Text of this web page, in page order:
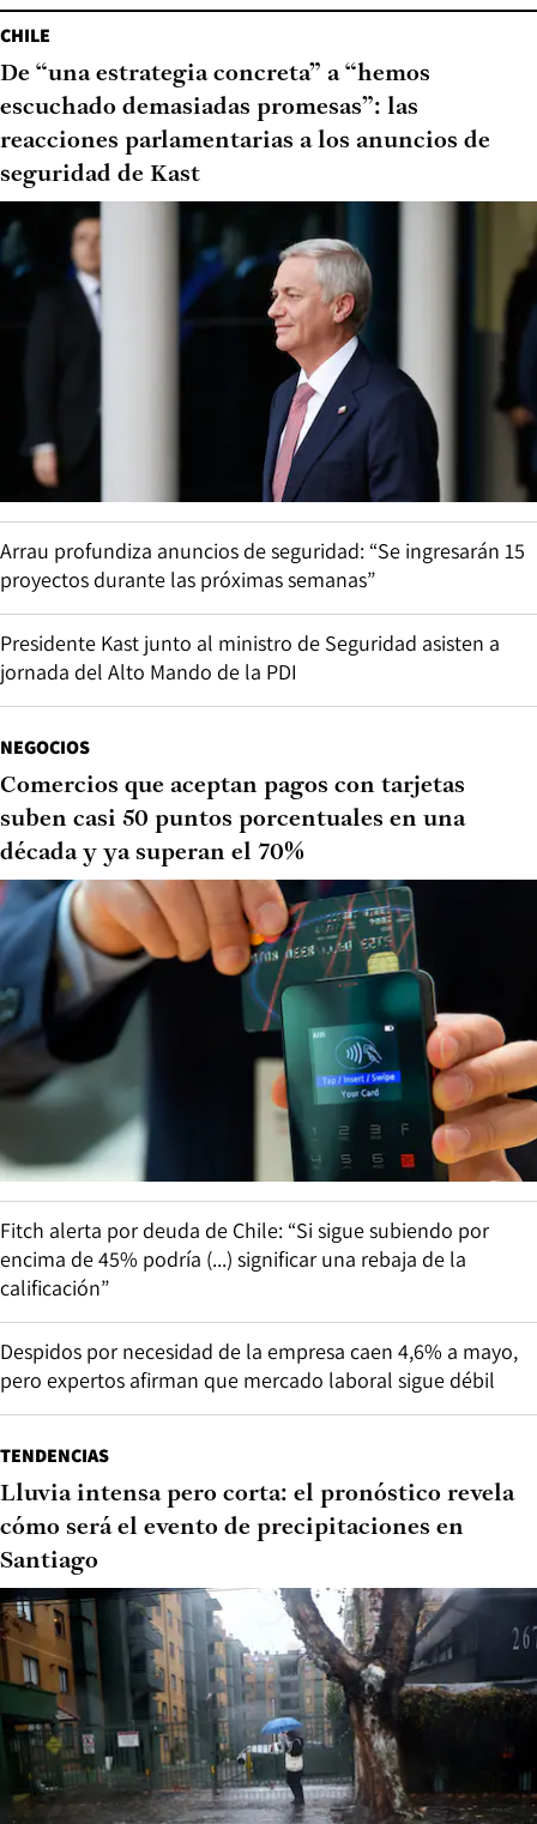
CHILE
De “una estrategia concreta” a “hemos
escuchado demasiadas promesas”: las
reacciones parlamentarias a los anuncios de
seguridad de Kast
Arrau profundiza anuncios de seguridad: “Se ingresarán 15
proyectos durante las próximas semanas”
Presidente Kast junto al ministro de Seguridad asisten a
jornada del Alto Mando de la PDI
NEGOCIOS
Comercios que aceptan pagos con tarjetas
suben casi 50 puntos porcentuales en una
década y ya superan el 70%
Fitch alerta por deuda de Chile: “Si sigue subiendo por
encima de 45% podría (...) significar una rebaja de la
calificación”
Despidos por necesidad de la empresa caen 4,6% a mayo,
pero expertos afirman que mercado laboral sigue débil
TENDENCIAS
Lluvia intensa pero corta: el pronóstico revela
cómo será el evento de precipitaciones en
Santiago